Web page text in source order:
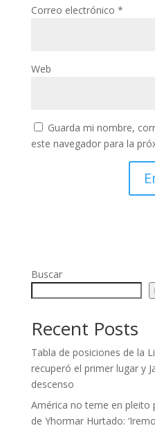
Correo electrónico *
Web
Guarda mi nombre,
este navegador para la
Buscar
Recent Posts
Tabla de posiciones de la
recuperó el primer lugar y
descenso
América no teme en pleito
de Yhormar Hurtado: